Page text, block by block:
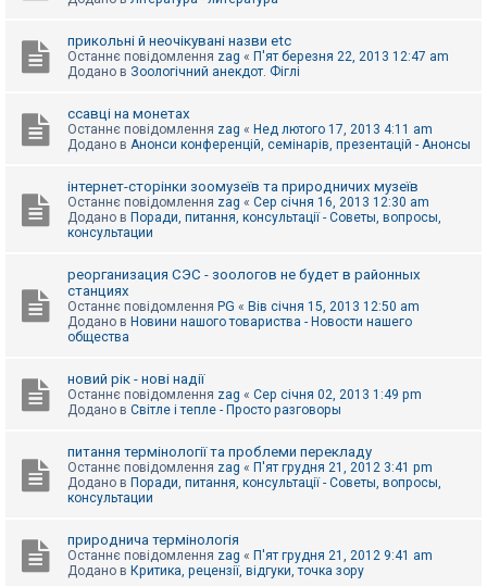
м
г
прикольні й неочікувані назви etc
Останнє повідомлення zag « П'ят березня 22, 2013 12:47 am
Додано в Зоологічний анекдот. Фіглі
ссавці на монетах
Останнє повідомлення zag « Нед лютого 17, 2013 4:11 am
Додано в Анонси конференцій, семінарів, презентацій - Анонсы
інтернет-сторінки зоомузеїв та природничих музеїв
Останнє повідомлення zag « Сер січня 16, 2013 12:30 am
Додано в Поради, питання, консультації - Советы, вопросы,
консультации
реорганизация СЭС - зоологов не будет в районных
станциях
Останнє повідомлення PG « Вів січня 15, 2013 12:50 am
Додано в Новини нашого товариства - Новости нашего
общества
новий рік - нові надії
Останнє повідомлення zag « Сер січня 02, 2013 1:49 pm
Додано в Світле і тепле - Просто разговоры
питання термінології та проблеми перекладу
Останнє повідомлення zag « П'ят грудня 21, 2012 3:41 pm
Додано в Поради, питання, консультації - Советы, вопросы,
консультации
природнича термінологія
Останнє повідомлення zag « П'ят грудня 21, 2012 9:41 am
Додано в Критика, рецензії, відгуки, точка зору